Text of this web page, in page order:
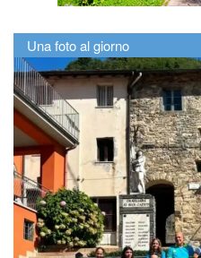
Una foto al giorno